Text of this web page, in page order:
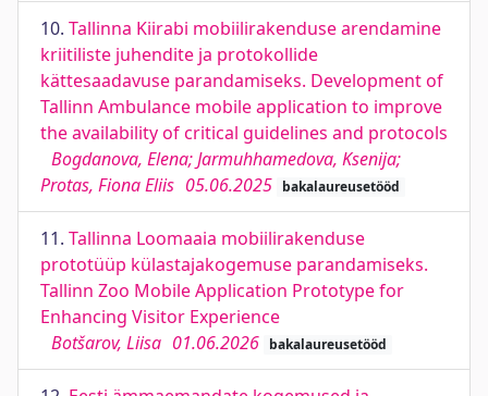
10. Tallinna Kiirabi mobiilirakenduse arendamine
kriitiliste juhendite ja protokollide
kättesaadavuse parandamiseks. Development of
Tallinn Ambulance mobile application to improve
the availability of critical guidelines and protocols
Bogdanova, Elena; Jarmuhhamedova, Ksenija;
Protas, Fiona Eliis 05.06.2025 bakalaureusetööd
11. Tallinna Loomaaia mobiilirakenduse
prototüüp külastajakogemuse parandamiseks.
Tallinn Zoo Mobile Application Prototype for
Enhancing Visitor Experience
Botšarov, Liisa 01.06.2026 bakalaureusetööd